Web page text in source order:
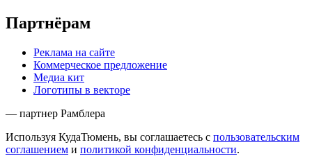
Партнёрам
Реклама на сайте
Коммерческое предложение
Медиа кит
Логотипы в векторе
— партнер Рамблера
Используя КудаТюмень, вы соглашаетесь с пользовательским
соглашением и политикой конфиденциальности.